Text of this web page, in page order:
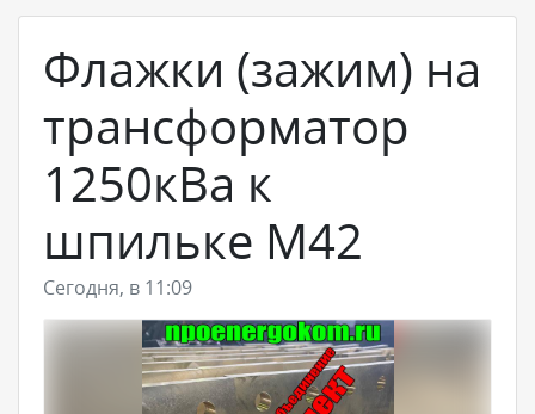
Флажки (зажим) на
трансформатор
1250кВа к
шпильке М42
Сегодня, в 11:09